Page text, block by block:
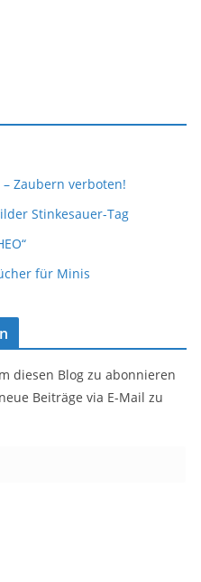
Zaubern verboten!
Stinkesauer-Tag
für Minis
diesen Blog zu abonnieren
Beiträge via E-Mail zu